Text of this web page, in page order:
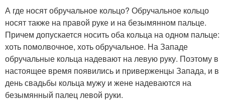
А где носят обручальное кольцо? Обручальное кольцо
носят также на правой руке и на безымянном пальце.
Причем допускается носить оба кольца на одном пальце:
хоть помолвочное, хоть обручальное. На Западе
обручальные кольца надевают на левую руку. Поэтому в
настоящее время появились и приверженцы Запада, и в
день свадьбы кольца мужу и жене надеваются на
безымянный палец левой руки.